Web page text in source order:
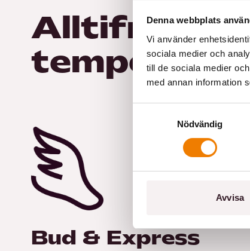
Denna webbplats
Vi använder
sociala medier och
till de sociala medier
med annan information
Nödvändig
Avvisa
Alltifrån
Bud & Express